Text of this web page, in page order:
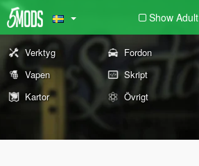
Show Adult
Verktyg Fordon
Vapen
Skript
Kartor
Övrigt